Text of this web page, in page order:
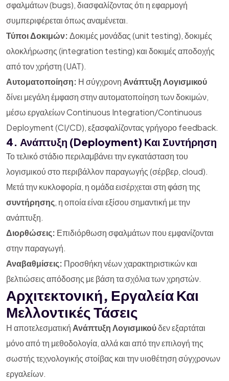
σφαλμάτων (bugs), διασφαλίζοντας ότι η εφαρμογή
συμπεριφέρεται όπως αναμένεται.
Τύποι Δοκιμών:Δοκιμές μονάδας (unit testing), δοκιμές
ολοκλήρωσης (integration testing) και δοκιμές αποδοχής
από τον χρήστη (UAT).
Αυτοματοποίηση: Η σύγχρονη Ανάπτυξη Λογισμικού
δίνει μεγάλη έμφαση στην αυτοματοποίηση των δοκιμών,
μέσω εργαλείων Continuous Integration/Continuous
Deployment (CI/CD), εξασφαλίζοντας γρήγορο feedback.
4. Ανάπτυξη (Deployment) Και Συντήρηση
Το τελικό στάδιο περιλαμβάνει την εγκατάσταση του
λογισμικού στο περιβάλλον παραγωγής (σέρβερ, cloud).
Μετά την κυκλοφορία, η ομάδα εισέρχεται στη φάση της
συντήρησης, η οποία είναι εξίσου σημαντική με την
ανάπτυξη.
Διορθώσεις: Επιδιόρθωση σφαλμάτων που εμφανίζονται
στην παραγωγή.
Αναβαθμίσεις: Προσθήκη νέων χαρακτηριστικών και
βελτιώσεις απόδοσης με βάση τα σχόλια των χρηστών.
Αρχιτεκτονική, Εργαλεία Και
Μελλοντικές Τάσεις
Η αποτελεσματική Ανάπτυξη Λογισμικούδεν εξαρτάται
μόνο από τη μεθοδολογία, αλλά και από την επιλογή της
σωστής τεχνολογικής στοίβας και την υιοθέτηση σύγχρονων
εργαλείων.